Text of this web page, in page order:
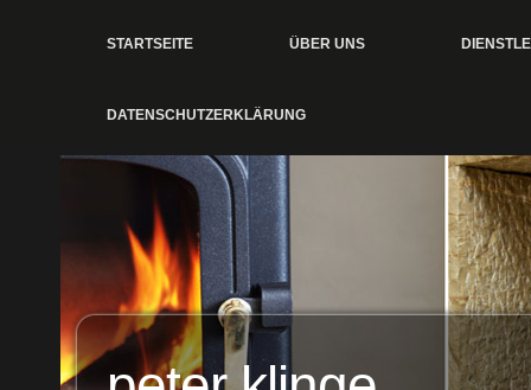
STARTSEITE ÜBER UNS
DATENSCHUTZERKLÄRUNG